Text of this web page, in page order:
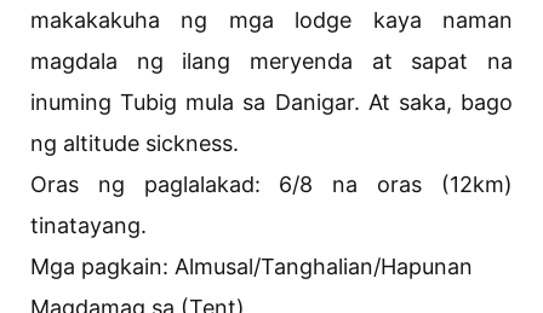
makakakuha ng mga lodge kaya naman
magdala ng ilang meryenda at sapat na
inuming Tubig mula sa Danigar. At saka, bago
ng altitude sickness.
Oras ng paglalakad: 6/8 na oras (12km)
tinatayang.
Mga pagkain: Almusal/Tanghalian/Hapunan
Magdamag sa (Tent)